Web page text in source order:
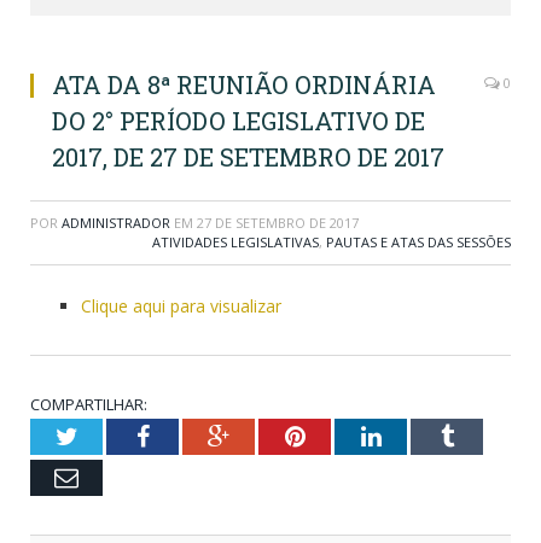
ATA DA 8ª REUNIÃO ORDINÁRIA
DO 2° PERÍODO LEGISLATIVO DE
2017, DE 27 DE SETEMBRO DE 2017
0
POR ADMINISTRADOR EM 27 DE SETEMBRO DE 2017
ATIVIDADES LEGISLATIVAS, PAUTAS E ATAS DAS SESSÕES
Clique aqui para visualizar
COMPARTILHAR:
TwitterFacebookGoogle+PinterestLinkedInTumblr
Email